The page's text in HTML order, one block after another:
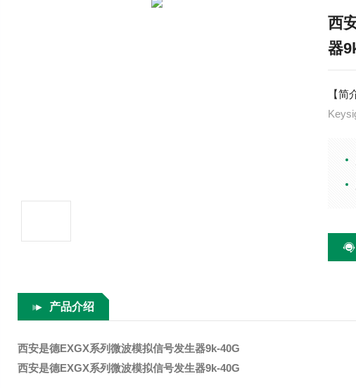
西
器
【简
功
产品介绍
西安是德EXGX系列微波模拟信号发生器9k-40G
西安是德EXGX系列微波模拟信号发生器9k-40G